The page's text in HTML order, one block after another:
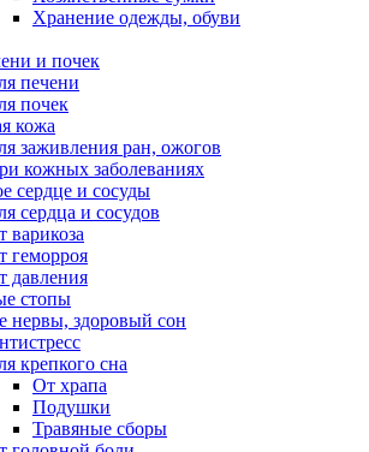
Хранение одежды, обуви
и почек
печени
почек
кожа
заживления ран, ожогов
кожных заболеваниях
сердце и сосуды
сердца и сосудов
варикоза
геморроя
давления
стопы
нервы, здоровый сон
крепкого сна
От храпа
Подушки
Травяные сборы